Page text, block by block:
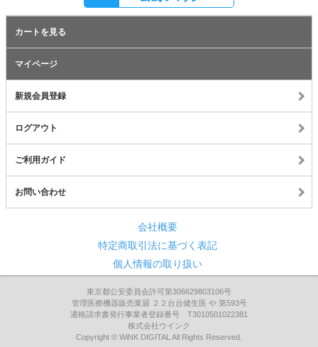
カートを見る
マイページ
新規会員登録
ログアウト
ご利用ガイド
お問い合わせ
会社概要
特定商取引法に基づく表記
個人情報の取り扱い
東京都公安委員会許可第306629803106号
管理医療機器販売業届 ２２台台健生医 や 第593号
適格請求書発行事業者登録番号 T3010501022381
株式会社ウインク
Copyright © WiNK DIGITAL All Rights Reserved.